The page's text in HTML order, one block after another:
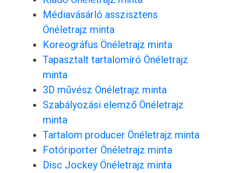
Médiavásárló asszisztens
Önéletrajz minta
Koreográfus Önéletrajz minta
Tapasztalt tartalomíró Önéletrajz
minta
3D művész Önéletrajz minta
Szabályozási elemző Önéletrajz
minta
Tartalom producer Önéletrajz minta
Fotóriporter Önéletrajz minta
Disc Jockey Önéletrajz minta